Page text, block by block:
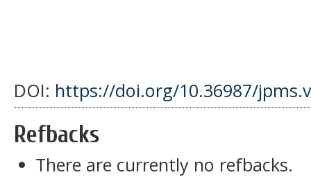
DOI: https://doi.org/10.36987/
Refbacks
There are currently no refbacks.